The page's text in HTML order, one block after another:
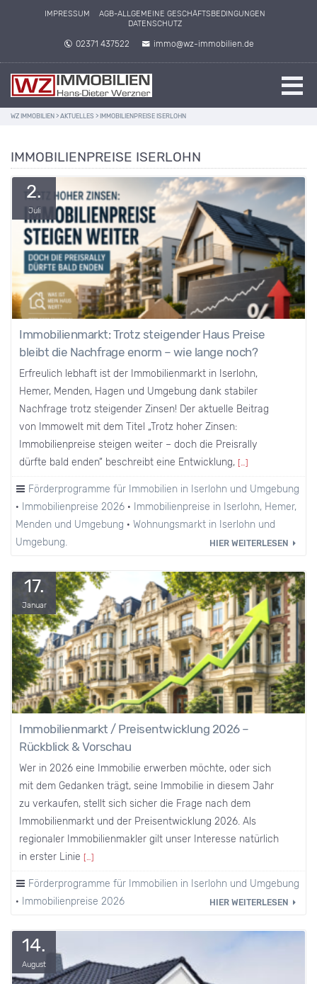
IMPRESSUM
AGB-ALLGEMEINE GESCHÄFTSBEDINGUNGEN
DATENSCHUTZ
02371 437522 immo@wz-immobilien.de
WZ IMMOBILIEN > AKTUELLES > IMMOBILIENPREISE ISERLOHN
IMMOBILIENPREISE ISERLOHN
2.
Juli
Immobilienmarkt: Trotz steigender Haus Preise
bleibt die Nachfrage enorm – wie lange noch?
Erfreulich lebhaft ist der Immobilienmarkt in Iserlohn,
Hemer, Menden, Hagen und Umgebung dank stabiler
Nachfrage trotz steigender Zinsen! Der aktuelle Beitrag
von Immowelt mit dem Titel „Trotz hoher Zinsen:
Immobilienpreise steigen weiter – doch die Preisrally
dürfte bald enden“ beschreibt eine Entwicklung, […]
Förderprogramme für Immobilien in Iserlohn und Umgebung
· Immobilienpreise 2026 · Immobilienpreise in Iserlohn, Hemer,
Menden und Umgebung · Wohnungsmarkt in Iserlohn und
Umgebung.
HIER WEITERLESEN
17.
Januar
Immobilienmarkt / Preisentwicklung 2026 –
Rückblick & Vorschau
Wer in 2026 eine Immobilie erwerben möchte, oder sich
mit dem Gedanken trägt, seine Immobilie in diesem Jahr
zu verkaufen, stellt sich sicher die Frage nach dem
Immobilienmarkt und der Preisentwicklung 2026. Als
regionaler Immobilienmakler gilt unser Interesse natürlich
in erster Linie […]
Förderprogramme für Immobilien in Iserlohn und Umgebung
· Immobilienpreise 2026 HIER WEITERLESEN
14.
August